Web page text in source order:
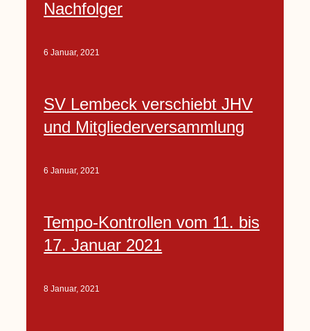
Nachfolger
6 Januar, 2021
SV Lembeck verschiebt JHV
und Mitgliederversammlung
6 Januar, 2021
Tempo-Kontrollen vom 11. bis
17. Januar 2021
8 Januar, 2021